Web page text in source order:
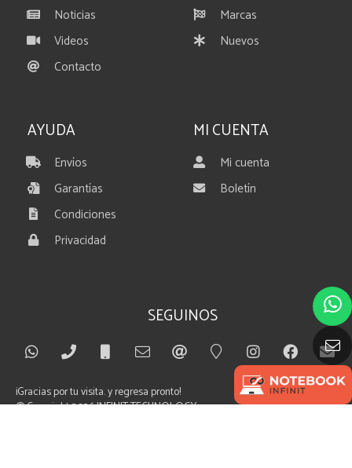
Noticias
Videos
Contacto
Marcas
Nuevos
AYUDA
Envíos
Garantías
Condiciones
Privacidad
MI CUENTA
Mi cuenta
Boletín
SEGUINOS
¡Gracias por tu visita. y regresa pronto!
© Copyright 2026INFINIT TECHNOLOGY